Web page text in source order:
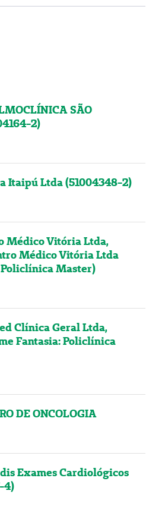
SÃO
2)
Itaipú Ltda (51004348-2)
Médico Vitória Ltda,
Médico Vitória Ltda
Policlínica Master)
Clínica Geral Ltda,
Fantasia: Policlínica
DE ONCOLOGIA
Exames Cardiológicos
4)